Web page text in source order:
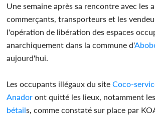
Une semaine après sa rencontre avec les
commerçants, transporteurs et les
l'opération de libération des espaces
anarchiquement dans la commune d'
aujourd'hui.
Les occupants illégaux du siteCoco-
Anador ont quitté les lieux, notamment
bétails, comme constaté sur place par